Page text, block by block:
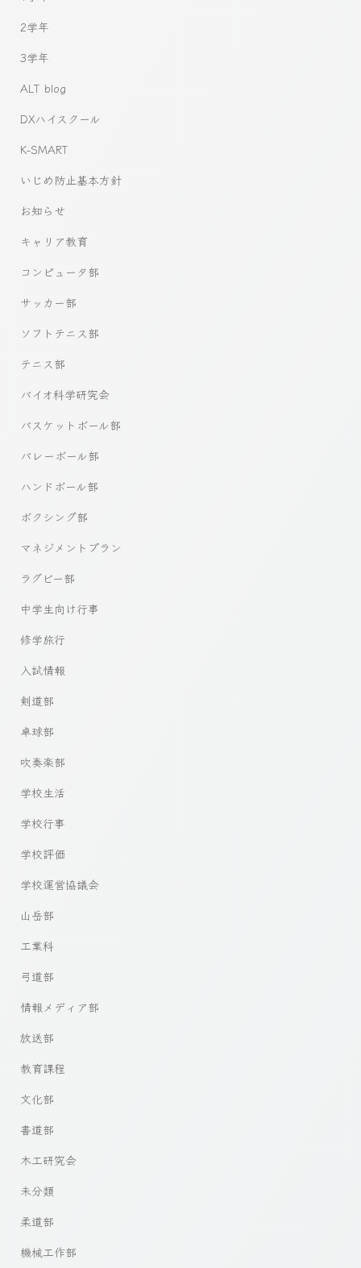
2学年
3学年
ALT blog
DXハイスクール
K-SMART
いじめ防止基本方針
お知らせ
キャリア教育
コンピュータ部
サッカー部
ソフトテニス部
テニス部
バイオ科学研究会
バスケットボール部
バレーボール部
ハンドボール部
ボクシング部
マネジメントプラン
ラグビー部
中学生向け行事
修学旅行
入試情報
剣道部
卓球部
吹奏楽部
学校生活
学校行事
学校評価
学校運営協議会
山岳部
工業科
弓道部
情報メディア部
放送部
教育課程
文化部
書道部
木工研究会
未分類
柔道部
機械工作部